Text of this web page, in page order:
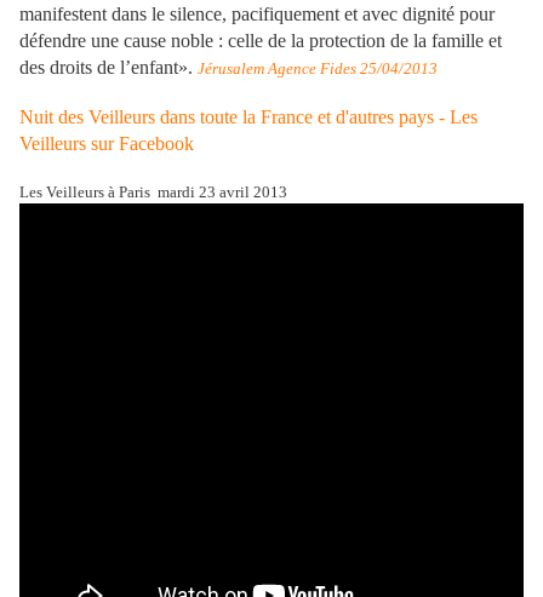
manifestent dans le silence, pacifiquement et avec dignité pour
défendre une cause noble : celle de la protection de la famille et
des droits de l’enfant». Jérusalem Agence Fides 25/04/2013
Nuit des Veilleurs dans toute la France et d'autres pays - Les
Veilleurs sur Facebook
Les Veilleurs à Paris mardi 23 avril 2013